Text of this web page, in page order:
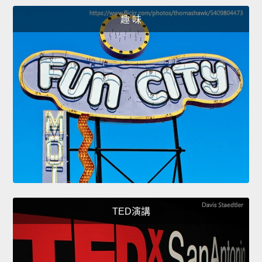
趣 味
TED演講